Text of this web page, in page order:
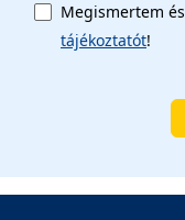
Megismertem
tájékoztatót!